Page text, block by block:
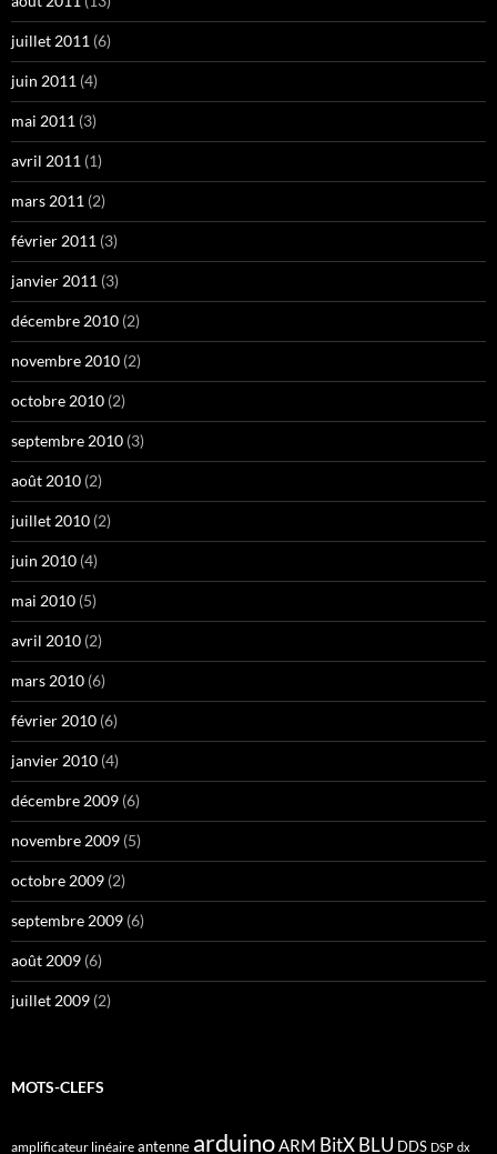
juillet 2011 (6)
juin 2011 (4)
mai 2011 (3)
avril 2011 (1)
mars 2011 (2)
février 2011 (3)
janvier 2011 (3)
décembre 2010 (2)
novembre 2010 (2)
octobre 2010 (2)
septembre 2010 (3)
août 2010 (2)
juillet 2010 (2)
juin 2010 (4)
mai 2010 (5)
avril 2010 (2)
mars 2010 (6)
février 2010 (6)
janvier 2010 (4)
décembre 2009 (6)
novembre 2009 (5)
octobre 2009 (2)
septembre 2009 (6)
août 2009 (6)
juillet 2009 (2)
MOTS-CLEFS
amplificateur linéaire antenne arduinoARM BitX BLU DDS DSP dx